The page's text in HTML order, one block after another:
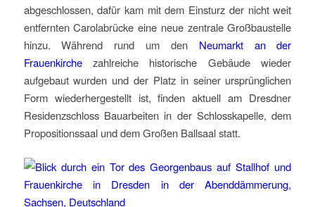
abgeschlossen, dafür kam mit dem Einsturz der nicht weit
entfernten Carolabrücke eine neue zentrale Großbaustelle
hinzu. Während rund um den Neumarkt an der
Frauenkirche
zahlreiche historische Gebäude wieder
aufgebaut wurden und der Platz in seiner ursprünglichen
Form wiederhergestellt ist, finden aktuell am Dresdner
Residenzschloss Bauarbeiten in der Schlosskapelle, dem
Propositionssaal und dem Großen Ballsaal statt.